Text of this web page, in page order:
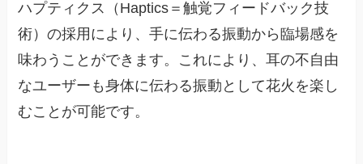
ハプティクス（Haptics＝触覚フィードバック技
術）の採用により、手に伝わる振動から臨場感を
味わうことができます。これにより、耳の不自由
なユーザーも身体に伝わる振動として花火を楽し
むことが可能です。